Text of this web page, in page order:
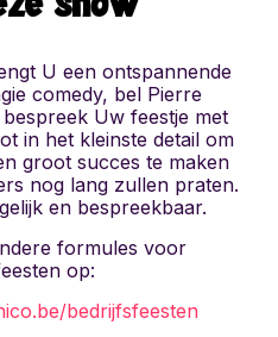
U een ontspannende
comedy, bel Pierre
Uw feestje met
in het kleinste detail om
groot succes te maken
nog lang zullen praten.
en bespreekbaar.
formules voor
op:
bedrijfsfeesten